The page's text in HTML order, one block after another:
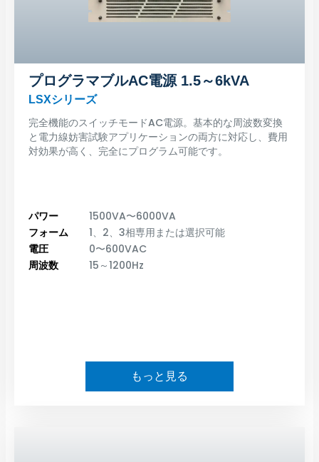
プログラマブルAC電源 1.5～6kVA
LSXシリーズ
完全機能のスイッチモードAC電源。基本的な周波数変換
と電力線妨害試験アプリケーションの両方に対応し、費用
対効果が高く、完全にプログラム可能です。
パワー
1500VA〜6000VA
フォーム
1、2、3相専用または選択可能
電圧
0〜600VAC
周波数
15～1200Hz
もっと見る